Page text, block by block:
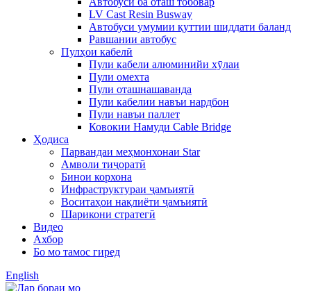
LV Cast Resin Busway
Автобуси умумии қуттии шиддати баланд
Равшании автобус
Пулҳои кабелӣ
Пули кабели алюминийи хӯлаи
Пули омехта
Пули оташнашаванда
Пули кабелии навъи нардбон
Пули навъи паллет
Ковокии Намуди Cable Bridge
Ҳодиса
Парвандаи меҳмонхонаи Star
Амволи тиҷоратӣ
Бинои корхона
Инфраструктураи ҷамъиятӣ
Воситаҳои нақлиёти ҷамъиятӣ
Шарикони стратегӣ
Видео
Ахбор
Бо мо тамос гиред
English